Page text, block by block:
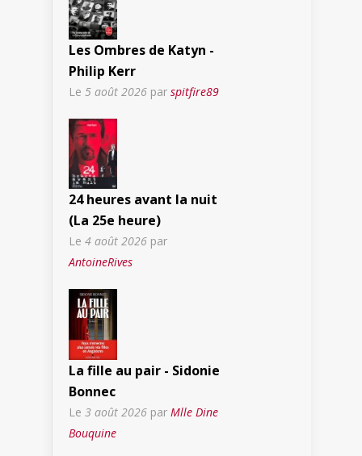
Les Ombres de Katyn -
Philip Kerr
Le 5 août 2026 par spitfire89
24 heures avant la nuit
(La 25e heure)
Le 4 août 2026 par
AntoineRives
La fille au pair - Sidonie
Bonnec
Le 3 août 2026 par Mlle Dine
Bouquine